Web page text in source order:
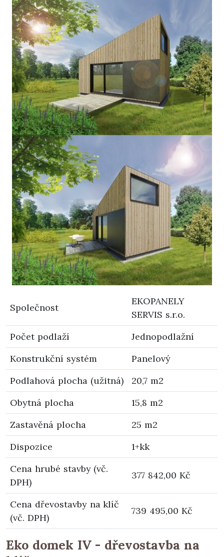
Společnost
EKOPANELY
SERVIS s.r.o.
Počet podlaží
Jednopodlažní
Konstrukční systém
Panelový
Podlahová plocha (užitná)
20,7 m2
Obytná plocha
15,8 m2
Zastavěná plocha
25 m2
Dispozice
1+kk
Cena hrubé stavby (vč.
DPH)
377 842,00 Kč
Cena dřevostavby na klíč
(vč. DPH)
739 495,00 Kč
Eko domek IV - dřevostavba na